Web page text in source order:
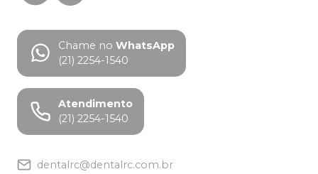
Chame no WhatsApp
(21) 2254-1540
Atendimento
(21) 2254-1540
dentalrc@dentalrc.com.br